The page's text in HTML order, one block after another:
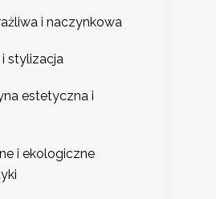
i naczynkowa
i stylizacja
estetyczna i
i ekologiczne